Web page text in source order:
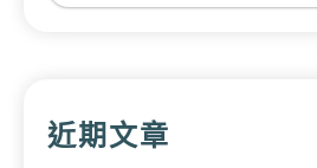
近期文章